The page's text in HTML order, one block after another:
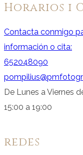
Horarios i
Contacta conmigo
información o cita:
652048090
De Lunes a Viernes
15:00 a 19:00
redes